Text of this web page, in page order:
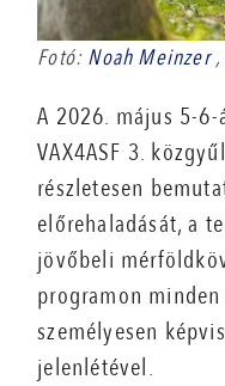
Fotó: Noah Meinzer,
A 2026. május 5-
VAX4ASF 3.
részletesen
előrehaladását, a
jövőbeli
programon
személyesen
jelenlétével.